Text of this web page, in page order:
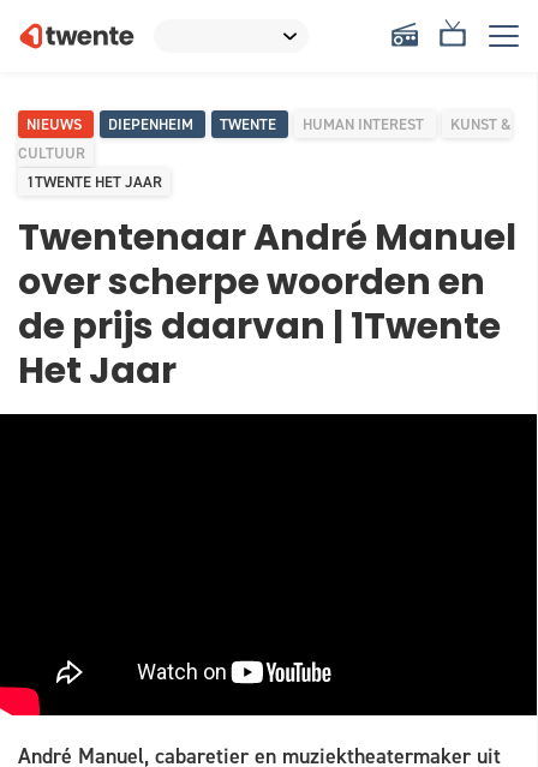
NIEUWS DIEPENHEIM TWENTE HUMAN INTEREST
KUNST &
CULTUUR
1TWENTE HET JAAR
Twentenaar André Manuel
over scherpe woorden en
de prijs daarvan | 1Twente
Het Jaar
André Manuel, cabaretier en muziektheatermaker uit